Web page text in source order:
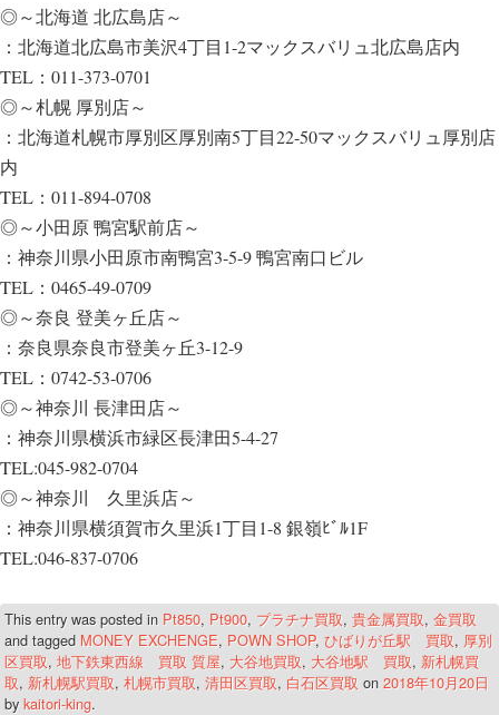
◎～北海道 北広島店～
：北海道北広島市美沢4丁目1-2マックスバリュ北広島店内
TEL：011-373-0701
◎～札幌 厚別店～
：北海道札幌市厚別区厚別南5丁目22-50マックスバリュ厚別店
内
TEL：011-894-0708
◎～小田原 鴨宮駅前店～
：神奈川県小田原市南鴨宮3-5-9 鴨宮南口ビル
TEL：0465-49-0709
◎～奈良 登美ヶ丘店～
：奈良県奈良市登美ヶ丘3-12-9
TEL：0742-53-0706
◎～神奈川 長津田店～
：神奈川県横浜市緑区長津田5-4-27
TEL:045-982-0704
◎～神奈川 久里浜店～
：神奈川県横須賀市久里浜1丁目1-8 銀嶺ﾋﾞﾙ1F
TEL:046-837-0706
This entry was posted in Pt850, Pt900, プラチナ買取, 貴金属買取, 金買取
and tagged MONEY EXCHENGE, POWN SHOP, ひばりが丘駅 買取, 厚別
区買取, 地下鉄東西線 買取 質屋, 大谷地買取, 大谷地駅 買取, 新札幌買
取, 新札幌駅買取, 札幌市買取, 清田区買取, 白石区買取 on 2018年10月20日
bykaitori-king.